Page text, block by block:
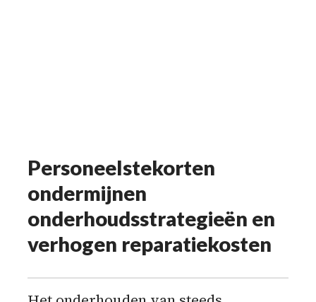
Personeelstekorten
ondermijnen
onderhoudsstrategieën en
verhogen reparatiekosten